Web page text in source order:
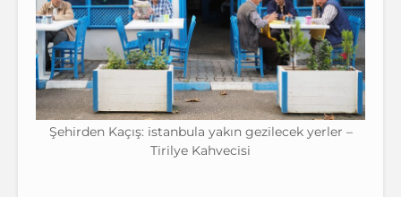
Şehirden Kaçış: istanbula yakın gezilecek yerler –
Tirilye Kahvecisi